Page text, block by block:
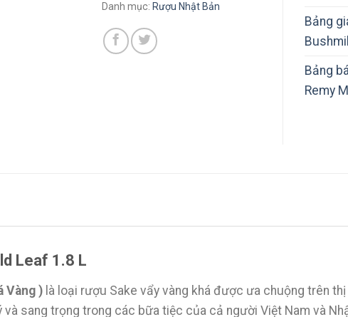
Danh mục: Rượu Nhật Bản
Bảng
Bảng
Remy
Leaf 1.8 L
Vàng )là loại rượu Sake vẩy vàng khá được ưa chuộng trên
sang trọng trong các bữa tiệc của cả người Việt Nam và